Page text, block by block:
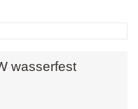
wasserfest